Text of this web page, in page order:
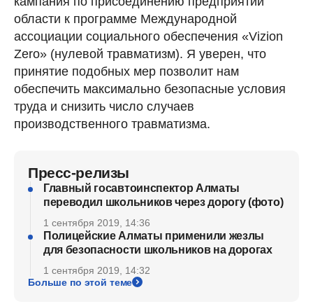
области к программе Международной
ассоциации социального обеспечения «Vizion
Zero» (нулевой травматизм). Я уверен, что
принятие подобных мер позволит нам
обеспечить максимально безопасные условия
труда и снизить число случаев
производственного травматизма.
Пресс-релизы
Главный госавтоинспектор Алматы
переводил школьников через дорогу (фото)
1 сентября 2019, 14:36
Полицейские Алматы применили жезлы
для безопасности школьников на дорогах
1 сентября 2019, 14:32
Больше по этой теме